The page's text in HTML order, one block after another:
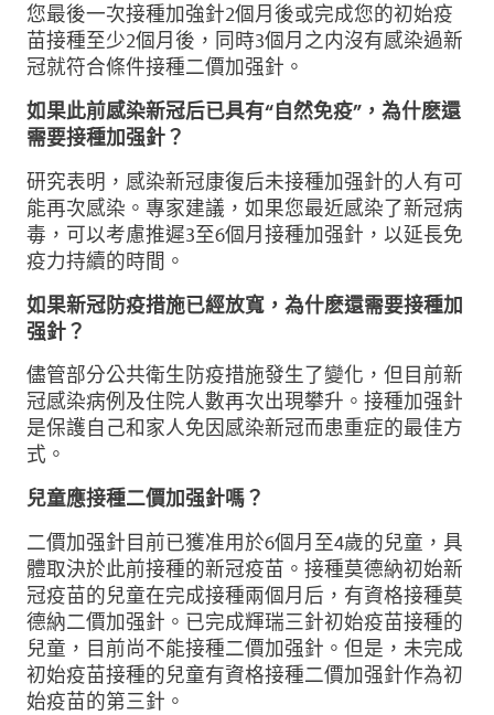
您最後一次接種加強針2個月後或完成您的初始疫
苗接種至少2個月後，同時3個月之内沒有感染過新
冠就符合條件接種二價加强針。
如果此前感染新冠后已具有“自然免疫”，為什麽還
需要接種加强針？
研究表明，感染新冠康復后未接種加强針的人有可
能再次感染。專家建議，如果您最近感染了新冠病
毒，可以考慮推遲3至6個月接種加强針，以延長免
疫力持續的時間。
如果新冠防疫措施已經放寬，為什麽還需要接種加
强針？
儘管部分公共衛生防疫措施發生了變化，但目前新
冠感染病例及住院人數再次出現攀升。接種加强針
是保護自己和家人免因感染新冠而患重症的最佳方
式。
兒童應接種二價加强針嗎？
二價加强針目前已獲准用於6個月至4歲的兒童，具
體取決於此前接種的新冠疫苗。接種莫德納初始新
冠疫苗的兒童在完成接種兩個月后，有資格接種莫
德納二價加强針。已完成輝瑞三針初始疫苗接種的
兒童，目前尚不能接種二價加强針。但是，未完成
初始疫苗接種的兒童有資格接種二價加强針作為初
始疫苗的第三針。